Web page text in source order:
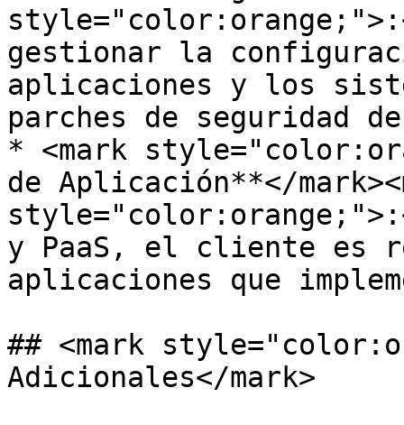
gestionar la
aplicaciones y los
parches de seguridad
* <mark
de Aplicación**</
y PaaS, el cliente es
aplicaciones que
## <mark
Adicionales</mark>